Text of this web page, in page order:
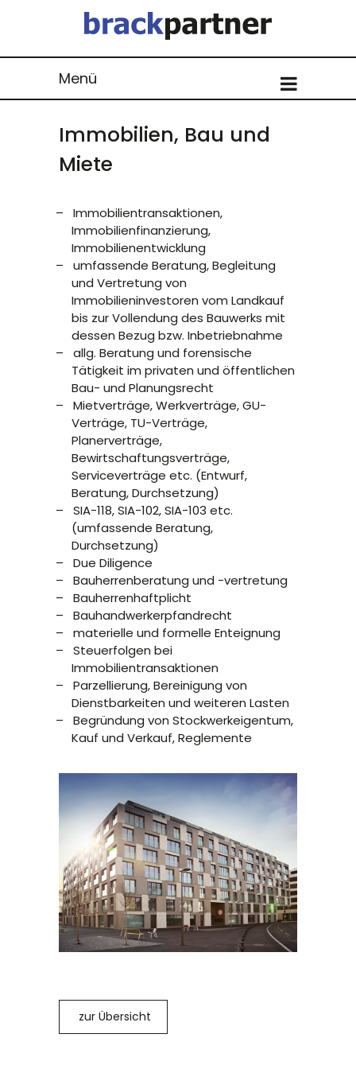
Menü
Immobilien, Bau und
Miete
Immobilientransaktionen,
Immobilienfinanzierung,
Immobilienentwicklung
umfassende Beratung, Begleitung
und Vertretung von
Immobilieninvestoren vom Landkauf
bis zur Vollendung des Bauwerks mit
dessen Bezug bzw. Inbetriebnahme
allg. Beratung und forensische
Tätigkeit im privaten und öffentlichen
Bau- und Planungsrecht
Mietverträge, Werkverträge, GU-
Verträge, TU-Verträge,
Planerverträge,
Bewirtschaftungsverträge,
Serviceverträge etc. (Entwurf,
Beratung, Durchsetzung)
SIA-118, SIA-102, SIA-103 etc.
(umfassende Beratung,
Durchsetzung)
Due Diligence
Bauherrenberatung und -vertretung
Bauherrenhaftplicht
Bauhandwerkerpfandrecht
materielle und formelle Enteignung
Steuerfolgen bei
Immobilientransaktionen
Parzellierung, Bereinigung von
Dienstbarkeiten und weiteren Lasten
Begründung von Stockwerkeigentum,
Kauf und Verkauf, Reglemente
zur Übersicht